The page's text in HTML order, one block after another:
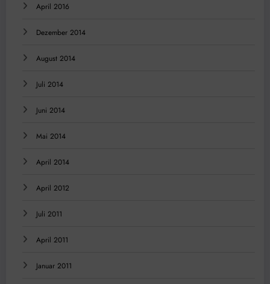
April 2016
Dezember 2014
August 2014
Juli 2014
Juni 2014
Mai 2014
April 2014
April 2012
Juli 2011
April 2011
Januar 2011